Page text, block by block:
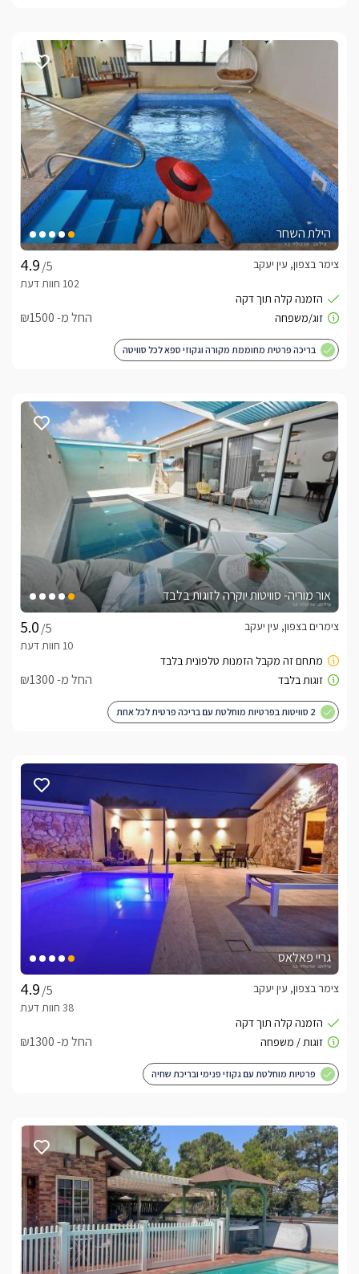
הילת השחר
/5
צימר בצפון, עין יעקב
החל מ- ₪1500
בריכה פרטית מחוממת מקורה וגקוזי ספא לכל סוויטה
אור מוריה- סוויטות יוקרה לזוגות בלבד
/5
צימרים בצפון, עין יעקב
החל מ- ₪1300
2 סוויטות בפרטיות מוחלטת עם בריכה פרטית לכל אחת
גריי פאלאס
/5
צימר בצפון, עין יעקב
החל מ- ₪1300
פרטיות מוחלטת עם גקוזי פנימי ובריכת שחיה